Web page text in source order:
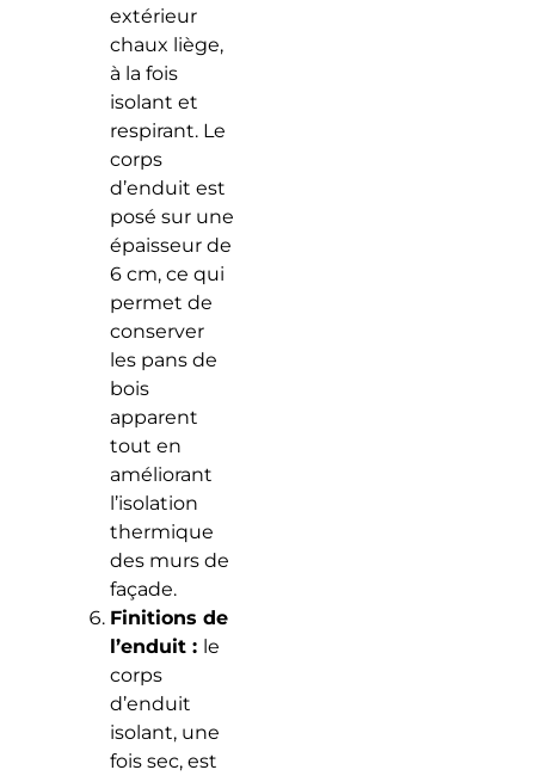
extérieur
chaux liège,
à la fois
isolant et
respirant. Le
corps
d’enduit est
posé sur une
épaisseur de
6 cm, ce qui
permet de
conserver
les pans de
bois
apparent
tout en
améliorant
l’isolation
thermique
des murs de
façade.
Finitions de
l’enduit : le
corps
d’enduit
isolant, une
fois sec, est